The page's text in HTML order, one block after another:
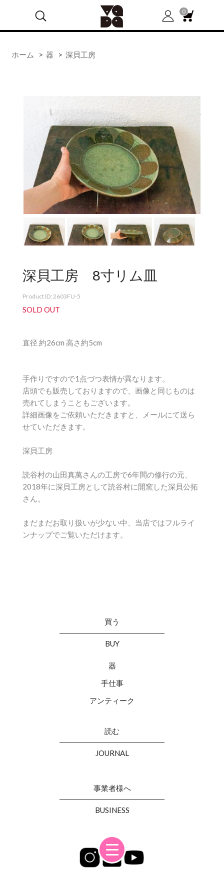
0
ホーム > 器 > 深貝工房
深貝工房 8寸リム皿
Product ID: 2603FU-5
SOLD OUT
直径 約26cm 高さ約5cm
手作りですので1点づつ表情が異なります。
店頭でも販売しておりますので、画像と同じものは
売れてしまうこともございます。
詳細画像をご依頼いただきますと、メールにて送ら
せていただきます。
深貝工房
読谷村の山田真萬さんの工房で6年間の修行の元、
2018年に深貝工房として読谷村に開窯した深貝公拓
さん。
まだまだお取り扱いが少ない中、当店ではフルライ
ンナップでご覧いただけます。
買う
BUY
器
手仕事
アンティーク
読む
JOURNAL
事業者様へ
BUSINESS